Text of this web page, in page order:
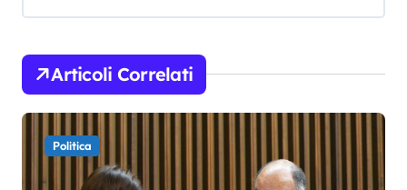
a
o
Articoli Correlati
Politica